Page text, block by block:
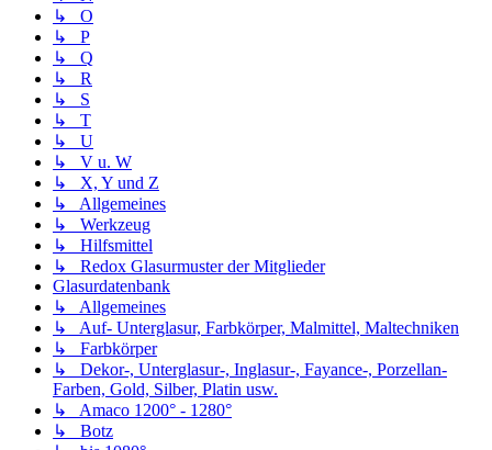
↳ O
↳ P
↳ Q
↳ R
↳ S
↳ T
↳ U
↳ V u. W
↳ X, Y und Z
↳ Allgemeines
↳ Werkzeug
↳ Hilfsmittel
↳ Redox Glasurmuster der Mitglieder
Glasurdatenbank
↳ Allgemeines
↳ Auf- Unterglasur, Farbkörper, Malmittel, Maltechniken
↳ Farbkörper
↳ Dekor-, Unterglasur-, Inglasur-, Fayance-, Porzellan-
Farben, Gold, Silber, Platin usw.
↳ Amaco 1200° - 1280°
↳ Botz